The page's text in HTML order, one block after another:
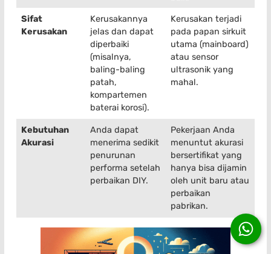
Sifat
Kerusakan
Kerusakannya
jelas dan dapat
diperbaiki
(misalnya,
baling-baling
patah,
kompartemen
baterai korosi).
Kerusakan terjadi
pada papan sirkuit
utama (mainboard)
atau sensor
ultrasonik yang
mahal.
Kebutuhan
Akurasi
Anda dapat
menerima sedikit
penurunan
performa setelah
perbaikan DIY.
Pekerjaan Anda
menuntut akurasi
bersertifikat yang
hanya bisa dijamin
oleh unit baru atau
perbaikan
pabrikan.